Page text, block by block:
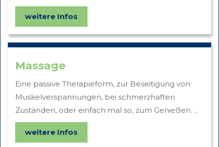
weitere Infos
Massage
Eine passive Therapieform, zur Beseitigung von
Muskelverspannungen, bei schmerzhaften
Zuständen, oder einfach mal so, zum Genießen. ...
weitere Infos